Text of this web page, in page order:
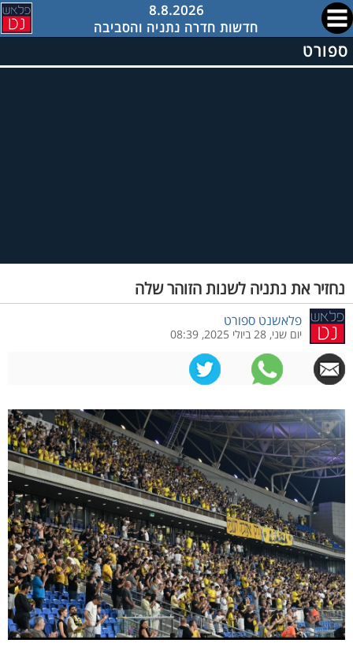
8.8.2026
חדשות חדרה נתניה והסביבה
ספורט
נחזיר את נתניה לשנות הזוהר שלה
פלאשנט ספורט
יום שני, 28 ביולי 2025, 08:39